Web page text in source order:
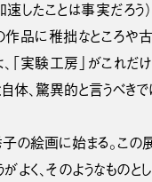
したことは事実だろう
作品に稚拙なところや古
、「実験工房」がこれだ
体、驚異的と言うべきで
の絵画に始まる。この
よく、そのようなもの